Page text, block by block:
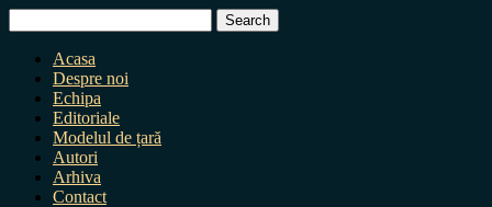
for:
Acasa
Despre noi
Echipa
Editoriale
Modelul de țară
Autori
Arhiva
Contact